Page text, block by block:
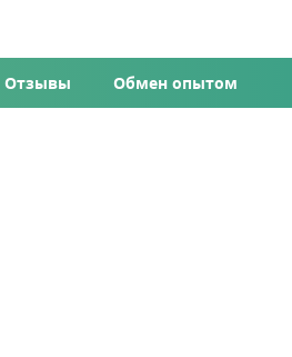
Отзывы Обмен опытом